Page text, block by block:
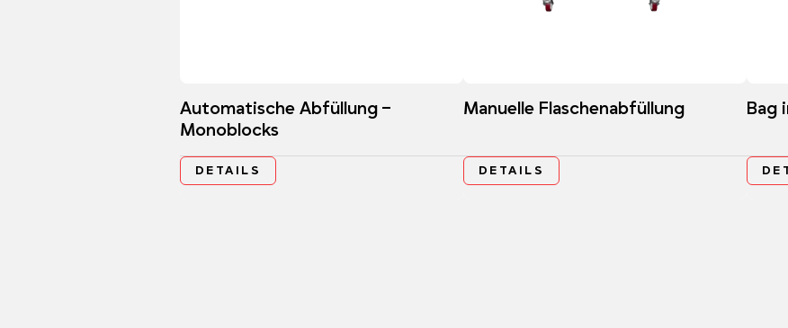
Automatische Abfüllung –
Monoblocks
DETAILS
Manuelle Flaschenabfüllung
DETAILS
Bag